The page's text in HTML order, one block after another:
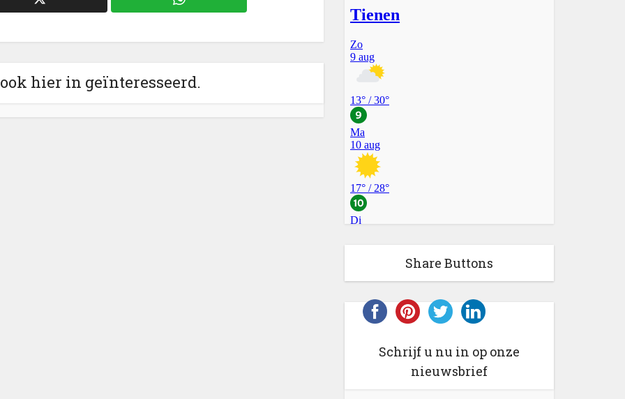
hier in geïnteresseerd.
Share Buttons
Schrijf u nu in op onze
nieuwsbrief